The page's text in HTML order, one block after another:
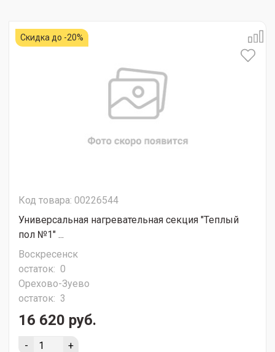
Скидка до -20%
Код товара: 00226544
Универсальная нагревательная секция "Теплый
пол №1" ...
Воскресенск
остаток: 0
Орехово-Зуево
остаток: 3
16 620 руб.
- +